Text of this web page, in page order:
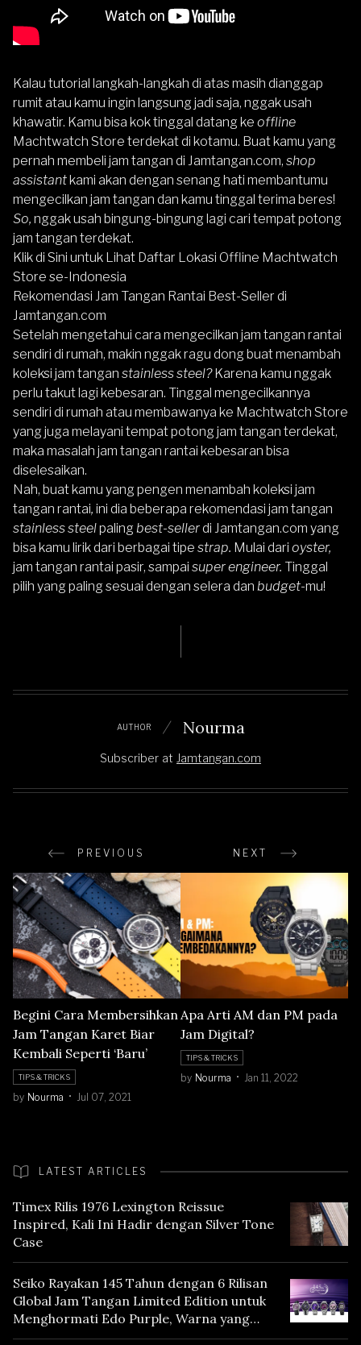
Kalau tutorial langkah-langkah di atas masih dianggap
rumit atau kamu ingin langsung jadi saja, nggak usah
khawatir. Kamu bisa kok tinggal datang ke offline
Machtwatch Store terdekat di kotamu. Buat kamu yang
pernah membeli jam tangan di Jamtangan.com, shop
assistantkami akan dengan senang hati membantumu
mengecilkan jam tangan dan kamu tinggal terima beres!
So, nggak usah bingung-bingung lagi cari tempat potong
jam tangan terdekat.
Klik di Sini untuk Lihat Daftar Lokasi Offline Machtwatch
Store se-Indonesia
Rekomendasi Jam Tangan Rantai Best-Seller di
Jamtangan.com
Setelah mengetahui cara mengecilkan jam tangan rantai
sendiri di rumah, makin nggak ragu dong buat menambah
koleksi jam tangan stainless steel?Karena kamu nggak
perlu takut lagi kebesaran. Tinggal mengecilkannya
sendiri di rumah atau membawanya ke Machtwatch Store
yang juga melayani tempat potong jam tangan terdekat,
maka masalah jam tangan rantai kebesaran bisa
diselesaikan.
Nah, buat kamu yang pengen menambah koleksi jam
tangan rantai, ini dia beberapa rekomendasi jam tangan
stainless steelpaling best-sellerdi Jamtangan.com yang
bisa kamu lirik dari berbagai tipe strap. Mulai dari oyster,
jam tangan rantai pasir, sampai super engineer. Tinggal
pilih yang paling sesuai dengan selera dan budget-mu!
AUTHOR Nourma
Subscriber at Jamtangan.com
PREVIOUS NEXT
Begini Cara Membersihkan
Jam Tangan Karet Biar
Kembali Seperti ‘Baru’
TIPS & TRICKS
by Nourma Jul 07, 2021
Apa Arti AM dan PM pada
Jam Digital?
TIPS & TRICKS
by Nourma Jan 11, 2022
LATEST ARTICLES
Timex Rilis 1976 Lexington Reissue
Inspired, Kali Ini Hadir dengan Silver Tone
Case
Seiko Rayakan 145 Tahun dengan 6 Rilisan
Global Jam Tangan Limited Edition untuk
Menghormati Edo Purple, Warna yang
Mencerminkan Warisan Tokyo